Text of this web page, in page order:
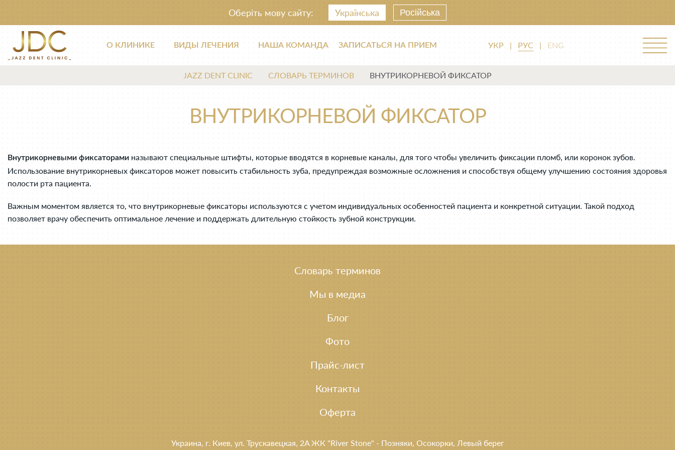
Оберіть мову сайту: Українська Російська
О КЛИНИКЕ ВИДЫ ЛЕЧЕНИЯ НАША КОМАНДА ЗАПИСАТЬСЯ НА ПРИЕМ УКР | РУС | ENG
JAZZ DENT CLINIC СЛОВАРЬ ТЕРМИНОВ ВНУТРИКОРНЕВОЙ ФИКСАТОР
ВНУТРИКОРНЕВОЙ ФИКСАТОР
Внутрикорневыми фиксаторами называют специальные штифты, которые вводятся в корневые каналы, для того чтобы увеличить фиксации пломб, или коронок зубов.
Использование внутрикорневых фиксаторов может повысить стабильность зуба, предупреждая возможные осложнения и способствуя общему улучшению состояния здоровья
полости рта пациента.
Важным моментом является то, что внутрикорневые фиксаторы используются с учетом индивидуальных особенностей пациента и конкретной ситуации. Такой подход
позволяет врачу обеспечить оптимальное лечение и поддержать длительную стойкость зубной конструкции.
Словарь терминов
Мы в медиа
Блог
Фото
Прайс-лист
Контакты
Оферта
Украина, г. Киев, ул. Трускавецкая, 2A ЖК "River Stone" - Позняки, Осокорки, Левый берег